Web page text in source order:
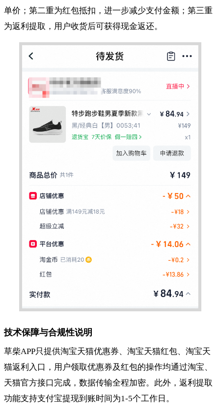
单价；第二重为红包抵扣，进一步减少支付金额；第三重
为返利提取，用户收货后可获得现金返还。
技术保障与合规性说明
草柴APP只提供淘宝天猫优惠券、淘宝天猫红包、淘宝天
猫返利入口，用户领取优惠券及红包的操作均通过淘宝、
天猫官方接口完成，数据传输全程加密。此外，返利提取
功能支持支付宝提现到账时间为1-5个工作日。